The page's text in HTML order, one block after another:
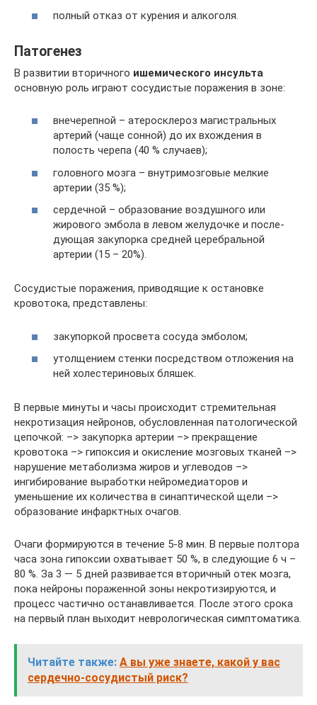
полный отказ от курения и алкоголя.
Патогенез
В развитии вторичного ишемического инсульта
основную роль играют сосудистые поражения в зоне:
внечерепной – атеросклероз магистральных
артерий (чаще сонной) до их вхождения в
полость черепа (40 % случаев);
головного мозга – внутримозговые мелкие
артерии (35 %);
сердечной – образование воздушного или
жирового эмбола в левом желудочке и после-
дующая закупорка средней церебральной
артерии (15 – 20%).
Сосудистые поражения, приводящие к остановке
кровотока, представлены:
закупоркой просвета сосуда эмболом;
утолщением стенки посредством отложения на
ней холестериновых бляшек.
В первые минуты и часы происходит стремительная
некротизация нейронов, обусловленная патологической
цепочкой: –> закупорка артерии –> прекращение
кровотока –> гипоксия и окисление мозговых тканей –>
нарушение метаболизма жиров и углеводов –>
ингибирование выработки нейромедиаторов и
уменьшение их количества в синаптической щели –>
образование инфарктных очагов.
Очаги формируются в течение 5-8 мин. В первые полтора
часа зона гипоксии охватывает 50 %, в следующие 6 ч –
80 %. За 3 — 5 дней развивается вторичный отек мозга,
пока нейроны пораженной зоны некротизируются, и
процесс частично останавливается. После этого срока
на первый план выходит неврологическая симптоматика.
Читайте также: А вы уже знаете, какой у вас
сердечно-сосудистый риск?